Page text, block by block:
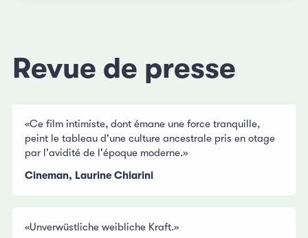
Revue de presse
«Ce film intimiste, dont émane une force tranquille,
peint le tableau d'une culture ancestrale pris en otage
par l'avidité de l'époque moderne.»
Cineman, Laurine Chiarini
«Unverwüstliche weibliche Kraft.»